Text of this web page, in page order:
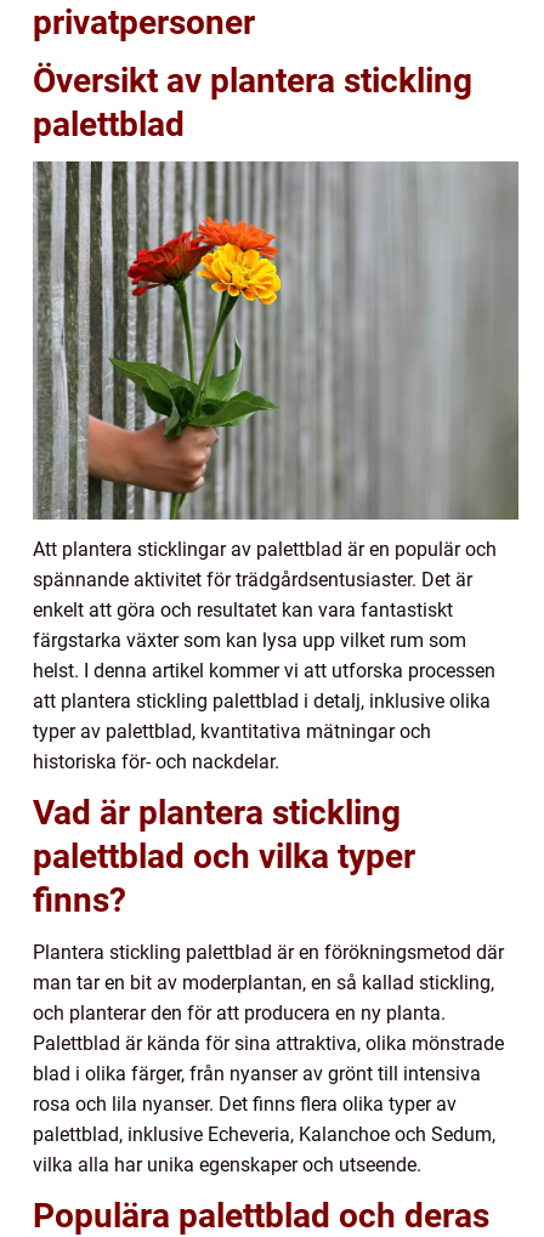
privatpersoner
Översikt av plantera stickling
palettblad
Att plantera sticklingar av palettblad är en populär och
spännande aktivitet för trädgårdsentusiaster. Det är
enkelt att göra och resultatet kan vara fantastiskt
färgstarka växter som kan lysa upp vilket rum som
helst. I denna artikel kommer vi att utforska processen
att plantera stickling palettblad i detalj, inklusive olika
typer av palettblad, kvantitativa mätningar och
historiska för- och nackdelar.
Vad är plantera stickling
palettblad och vilka typer
finns?
Plantera stickling palettblad är en förökningsmetod där
man tar en bit av moderplantan, en så kallad stickling,
och planterar den för att producera en ny planta.
Palettblad är kända för sina attraktiva, olika mönstrade
blad i olika färger, från nyanser av grönt till intensiva
rosa och lila nyanser. Det finns flera olika typer av
palettblad, inklusive Echeveria, Kalanchoe och Sedum,
vilka alla har unika egenskaper och utseende.
Populära palettblad och deras